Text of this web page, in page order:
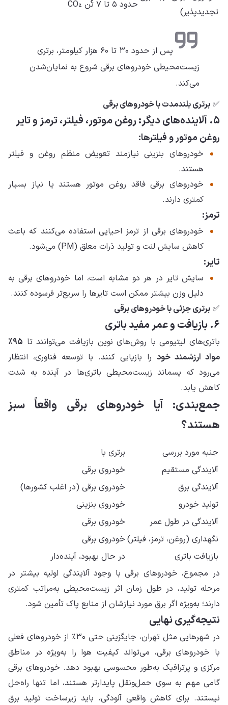
تجدیدپذیر)
حدود ۵ تا ۷ تُن CO₂
پس از حدود ۳۰ تا ۶۰ هزار کیلومتر، برتری
زیست‌محیطی خودروهای برقی شروع به نمایان‌شدن
می‌کند.
✅ برتری بلندمدت با خودروهای برقی
۵. آلاینده‌های دیگر: روغن موتور، فیلتر، ترمز و تایر
روغن موتور و فیلترها:
خودروهای بنزینی نیازمند تعویض منظم روغن و فیلتر
هستند.
خودروهای برقی فاقد روغن موتور هستند یا نیاز بسیار
کمتری دارند.
ترمز:
خودروهای برقی از ترمز احیایی استفاده می‌کنند که باعث
کاهش سایش لنت و تولید ذرات معلق (PM) می‌شود.
تایر:
سایش تایر در هر دو مشابه است، اما خودروهای برقی به
دلیل وزن بیشتر ممکن است تایرها را سریع‌تر فرسوده کنند.
✅ برتری جزئی با خودروهای برقی
۶. بازیافت و عمر مفید باتری
باتری‌های لیتیومی با روش‌های نوین بازیافت می‌توانند تا
۹۵٪
مواد ارزشمند خود را بازیابی کنند. با توسعه فناوری، انتظار
می‌رود که پسماند زیست‌محیطی باتری‌ها در آینده به شدت
کاهش یابد.
جمع‌بندی: آیا خودروهای برقی واقعاً سبز
هستند؟
جنبه مورد بررسی
برتری با
آلایندگی مستقیم
خودروی برقی
آلایندگی برق
خودروی برقی (در اغلب کشورها)
تولید خودرو
خودروی بنزینی
آلایندگی در طول عمر
خودروی برقی
نگهداری (روغن، ترمز، فیلتر) خودروی برقی
بازیافت باتری
در حال بهبود، آینده‌دار
در مجموع، خودروهای برقی با وجود آلایندگی اولیه بیشتر در
مرحله تولید، در طول زمان اثر زیست‌محیطی به‌مراتب کمتری
دارند؛ به‌ویژه اگر برق مورد نیازشان از منابع پاک تأمین شود.
نتیجه‌گیری نهایی
در شهرهایی مثل تهران، جایگزینی حتی ۳۰٪ از خودروهای فعلی
با خودروهای برقی، می‌تواند کیفیت هوا را به‌ویژه در مناطق
مرکزی و پرترافیک به‌طور محسوسی بهبود دهد. خودروهای برقی
گامی مهم به سوی حمل‌ونقل پایدارتر هستند، اما تنها راه‌حل
نیستند. برای کاهش واقعی آلودگی، باید زیرساخت تولید برق